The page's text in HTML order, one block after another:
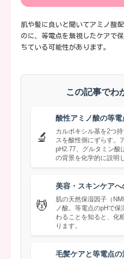
肌や髪に良いと聞いてアミノ酸
のに、等電点を無視したケアで
ちている可能性があります。
この記事でわ
🔬
酸性アミノ酸の等
カルボキシル基を2つ
スを酸性側にずらす。
pH2.77、グルタミン酸
の背景を化学的に説明
💆
美容・スキンケアへ
肌の天然保湿因子（
ノ酸。等電点のpHで
わることを知ると、化
ります。
毛髪ケアと等電点の